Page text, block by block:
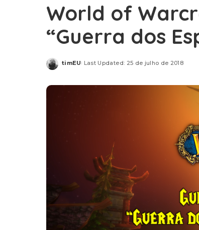
World of
“Guerra dos
Posted
timEU Last Updated: 25 de julho de 2018